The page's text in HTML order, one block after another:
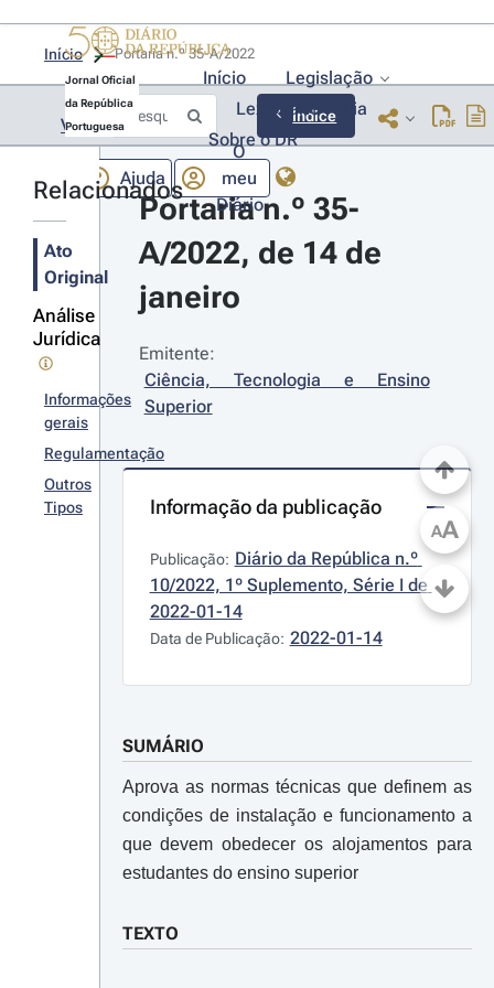
Jornal Oficial
da República
Portuguesa
Início
Legislação
Lexionário
Lia
Sobre o DR
Ajuda
O
meu
Diário
Início
Voltar Índice
Relacionados
Ato
Original
Análise
Jurídica
Informações
gerais
Regulamentação
Outros
Tipos
Portaria n.º 35-
A/2022, de 14 de
janeiro
Emitente:
Ciência, Tecnologia e Ensino
Superior
Informação da publicação
Publicação: Diário da República n.º
10/2022, 1º Suplemento, Série I de
2022-01-14
Data de Publicação: 2022-01-14
SUMÁRIO
Aprova as normas técnicas que definem as
condições de instalação e funcionamento a
que devem obedecer os alojamentos para
estudantes do ensino superior
TEXTO
AA